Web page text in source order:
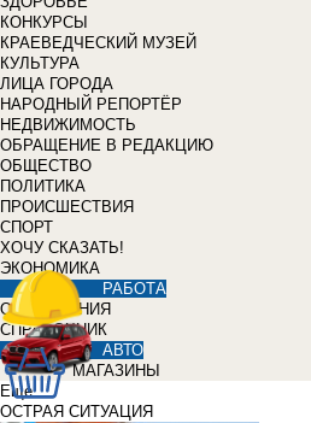
КОНКУРСЫ
КРАЕВЕДЧЕСКИЙ МУЗЕЙ
КУЛЬТУРА
ЛИЦА ГОРОДА
НАРОДНЫЙ РЕПОРТЁР
НЕДВИЖИМОСТЬ
ОБРАЩЕНИЕ В РЕДАКЦИЮ
ОБЩЕСТВО
ПОЛИТИКА
ПРОИСШЕСТВИЯ
СПОРТ
ХОЧУ СКАЗАТЬ!
ЭКОНОМИКА
РАБОТА
ОБЪЯВЛЕНИЯ
СПРАВОЧНИК
АВТО
МАГАЗИНЫ
Еще
ОСТРАЯ СИТУАЦИЯ